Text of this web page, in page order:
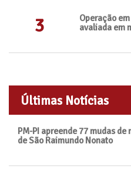
3
Operação
avaliada em
Últimas Notícias
PM-PI apreende 77 mudas
de São Raimundo Nonato